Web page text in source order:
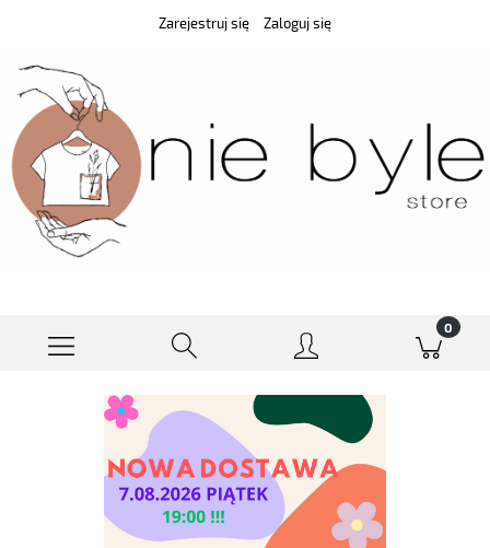
Zarejestruj się Zaloguj się